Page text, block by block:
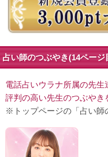
占い師のつぶやき(14ページ
電話占いウラナ所属の先
評判の高い先生のつぶやき
※トップページの「占い師